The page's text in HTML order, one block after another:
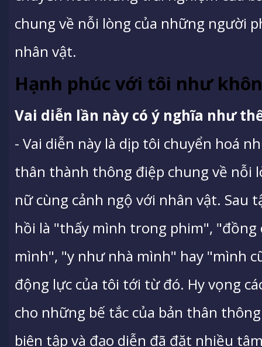
chung về nỗi lòng của những người
nhân vật.
Hạnh phúc với tôi như
Vai diễn lần này có ý nghĩa như
- Vai diễn này là dịp tôi chuyển hoá
thân thành thông điệp chung về nỗi
nữ cùng cảnh ngộ với nhân vật. Sau
hồi là "thấy mình trong phim", "đồng
mình", "y như nhà mình" hay "mình
động lực của tôi tới từ đó. Hy vọng
cho những bế tắc của bản thân
biên tập và đạo diễn đã đặt nhiều